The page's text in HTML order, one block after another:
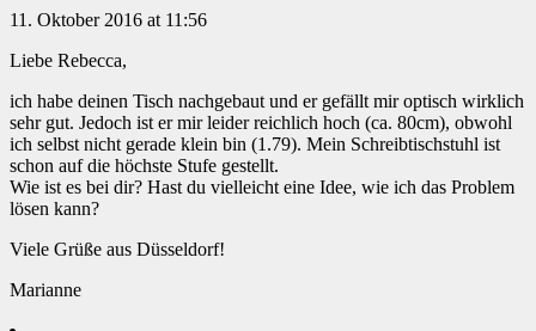
11. Oktober 2016 at 11:56
Liebe Rebecca,
ich habe deinen Tisch nachgebaut und er gefällt mir optisch wirklich
sehr gut. Jedoch ist er mir leider reichlich hoch (ca. 80cm), obwohl
ich selbst nicht gerade klein bin (1.79). Mein Schreibtischstuhl ist
schon auf die höchste Stufe gestellt.
Wie ist es bei dir? Hast du vielleicht eine Idee, wie ich das Problem
lösen kann?
Viele Grüße aus Düsseldorf!
Marianne